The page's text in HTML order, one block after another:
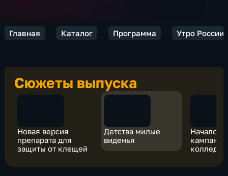
Главная Каталог Программа Утро России
Сюжеты выпуска
Новая версия
препарата для
защиты от клещей
Детства милые
виденья
Начало